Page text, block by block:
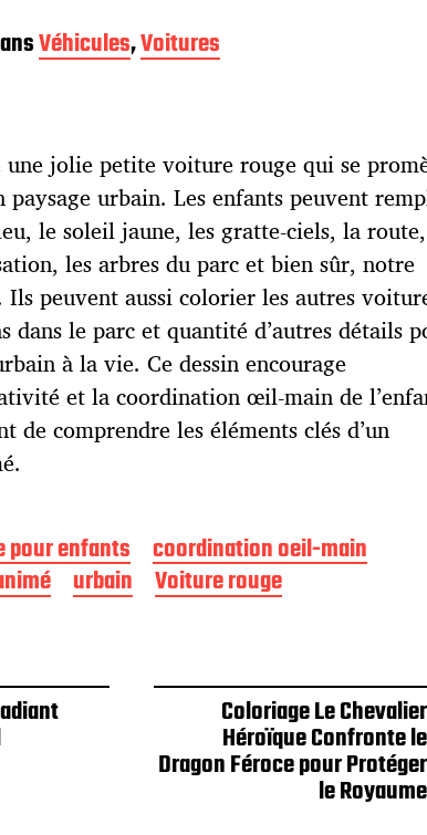
Véhicules,Voitures
une jolie petite voiture rouge qui se
paysage urbain. Les enfants peuvent
le soleil jaune, les gratte-ciels, la
les arbres du parc et bien sûr, notre
peuvent aussi colorier les autres
dans le parc et quantité d’autres détails
à la vie. Ce dessin encourage
et la coordination œil-main de
de comprendre les éléments clés d’un
pour enfants
coordination oeil-main
urbain Voiture rouge
Coloriage Le Chevalier
Héroïque Confronte le
Dragon Féroce pour Protéger
le Royaume